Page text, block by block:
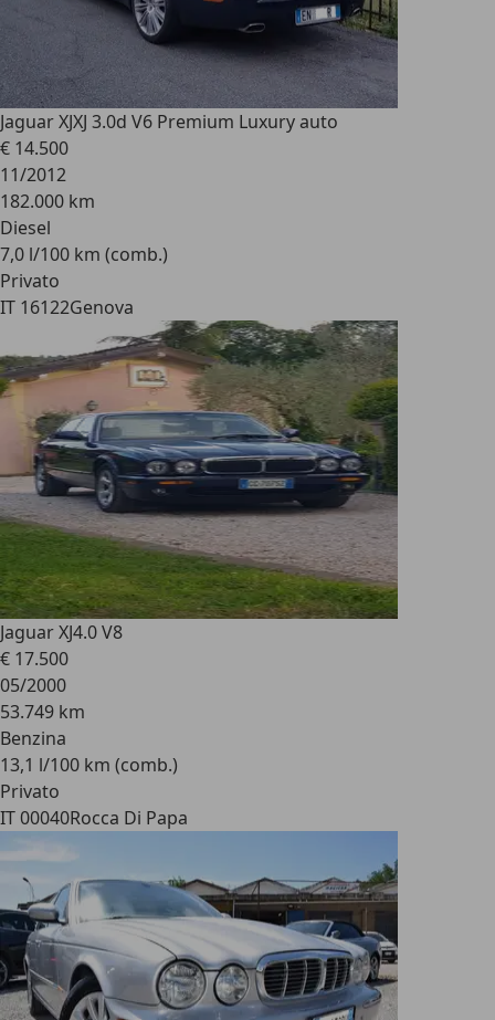
Jaguar XJXJ 3.0d V6 Premium Luxury auto
€ 14.500
11/2012
182.000 km
Diesel
7,0 l/100 km (comb.)
Privato
IT 16122Genova
Jaguar XJ4.0 V8
€ 17.500
05/2000
53.749 km
Benzina
13,1 l/100 km (comb.)
Privato
IT 00040Rocca Di Papa